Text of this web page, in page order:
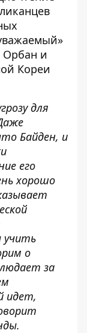
Орбан и
Кореи
для
Байден, и
его
хорошо
о
за
идет,